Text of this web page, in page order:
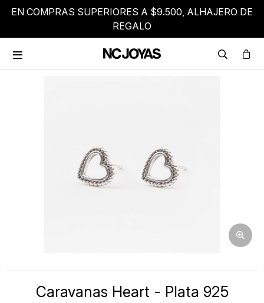
EN COMPRAS SUPERIORES A $9.500, ALHAJERO DE
REGALO

Caravanas Heart - Plata 925